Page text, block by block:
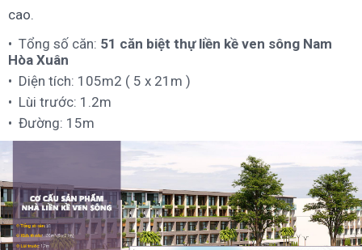
cao.
Tổng số căn: 51 căn biệt thự liền kề ven sông Nam
Hòa Xuân
Diện tích: 105m2 ( 5 x 21m )
Lùi trước: 1.2m
Đường: 15m